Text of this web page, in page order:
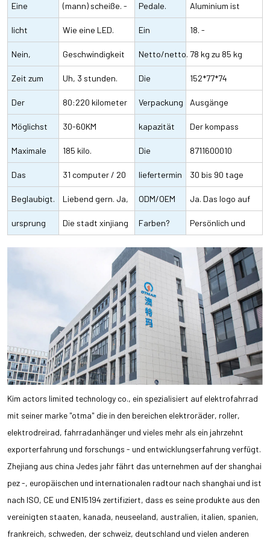
nach unten nach zwei rädern
retroresysteme!bremse und sattel. bequemes
leder/gummi
Eine
übertragung.
(mann) scheiße. -
er kommt mit
Pedale. Aluminium ist
spiegelverkehrt
licht Wie eine LED. Ein
knüppel.
18. -
aluminiumpfeiler
Nein,
gewiss
nicht.
Geschwindigkeit
sensoren/drehmoment
sensor
Netto/netto. 78 kg zu 85 kg
Zeit zum
aufladen.
Uh, 3 stunden. Die
produktgröße
passt
152*77*74
zentimeter
Der
leistungsbereich.
80:220 kilometer Verpackung
für
beförderung.
Ausgänge
sichern.
Möglichst
viel fahren
30-60KM kapazität Der kompass
wurde nach rom
gebracht
Maximale
stärke!
185 kilo. Die
zollcodes.
8711600010
Das
kapazität
der
behälter
31 computer / 20
GPS, 67 GPS / 40
zentrale
liefertermin 30 bis 90 tage
Beglaubigt. Liebend gern. Ja,
genau wie du
ODM/OEM Ja. Das logo auf
dem zweirad und
dem karton
ursprung Die stadt xinjiang Farben? Persönlich und
persönlich.
Kim actors limited technology co., ein spezialisiert auf elektrofahrrad
mit seiner marke "otma" die in den bereichen elektroräder, roller,
elektrodreirad, fahrradanhänger und vieles mehr als ein jahrzehnt
exporterfahrung und forschungs - und entwicklungserfahrung verfügt.
Zhejiang aus china Jedes jahr fährt das unternehmen auf der shanghai
pez -, europäischen und internationalen radtour nach shanghai und ist
nach ISO, CE und EN15194 zertifiziert, dass es seine produkte aus den
vereinigten staaten, kanada, neuseeland, australien, italien, spanien,
frankreich, schweden, der schweiz, deutschland und vielen anderen